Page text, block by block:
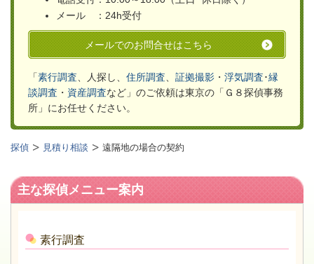
メール ：24h受付
メールでのお問合せはこちら
「素行調査 、人探し、 住所調査 証拠撮影 ・ 浮気調査･縁
談調査 ・ 資産調査など」のご依頼は東京の「Ｇ８探偵事務
所」 にお任せください。
探偵 見積り相談 遠隔地の場合の契約
主な探偵メニュー案内
素行調査